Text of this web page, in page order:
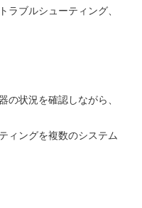
ブルシューティング、
の状況を確認しながら、
ィングを複数のシステム